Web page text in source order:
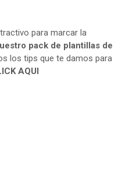
para marcar la
pack de plantillas de
los tips que te damos para
AQUI